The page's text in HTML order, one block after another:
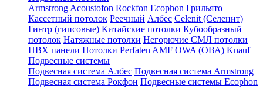
Armstrong Acoustofon Rockfon Ecophon Грильято
Кассетный потолок Реечный Албес Celenit (Селенит)
Гинтр (гипсовые) Китайские потолки Кубообразный
потолок Натяжные потолки Негорючие СМЛ потолки
ПВХ панели Потолки Perfaten AMF OWA (ОВА) Knauf
Подвесные системы
Подвесная система Албес Подвесная система Armstrong
Подвесная система Рокфон Подвесные системы Ecophon